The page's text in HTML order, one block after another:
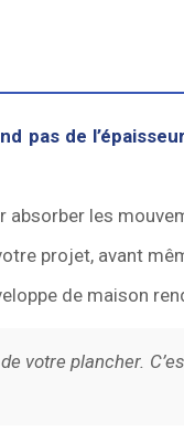
de
absorber les
projet, avant
de maison
votre plancher.